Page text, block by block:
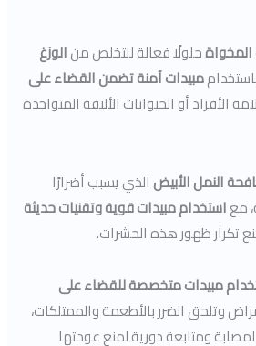
حلولًا فعالة للتخلص منالوزغ
مبيدات آمنة تضمن القضاء على
الأفراد أو الحيوانات الأليفة المتواجدة
النمل الأبيض الذي يسبب أضرارًا
معاستخدام مبيدات قوية وتقنيات حديثة
تكرار ظهور هذه الحشرات.
مبيدات متخصصة للقضاء على
وتلحق الضرر بالأطعمة والممتلكات،
ومتابعة دورية لمنع عودتها